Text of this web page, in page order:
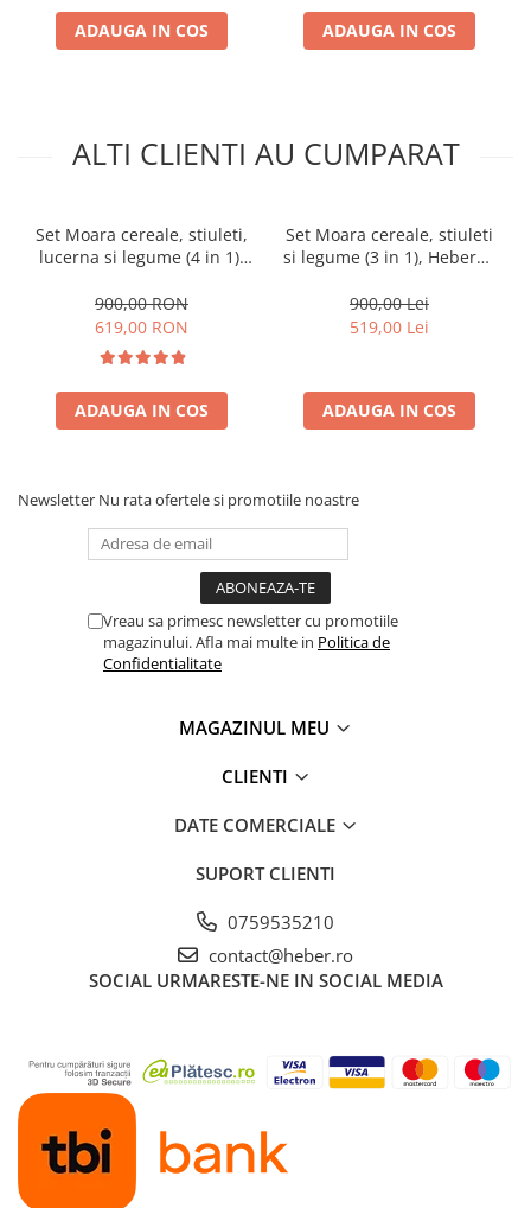
ADAUGA IN COS ADAUGA IN COS
ALTI CLIENTI AU CUMPARAT
Set Moara cereale, stiuleti,
lucerna si legume (4 in 1),
cu ciocanele + razatoare +
cutite + suport
900,00 RON
619,00 RON
ADAUGA IN COS
Set Moara cereale, stiuleti
si legume (3 in 1), Heber®,
din metal
900,00 Lei
519,00 Lei
ADAUGA IN COS
Newsletter Nu rata ofertele si promotiile noastre
Vreau sa primesc newsletter cu promotiile
magazinului. Afla mai multe in Politica de
Confidentialitate
MAGAZINUL MEU
CLIENTI
DATE COMERCIALE
SUPORT CLIENTI
0759535210
contact@heber.ro
SOCIAL URMARESTE-NE IN SOCIAL MEDIA